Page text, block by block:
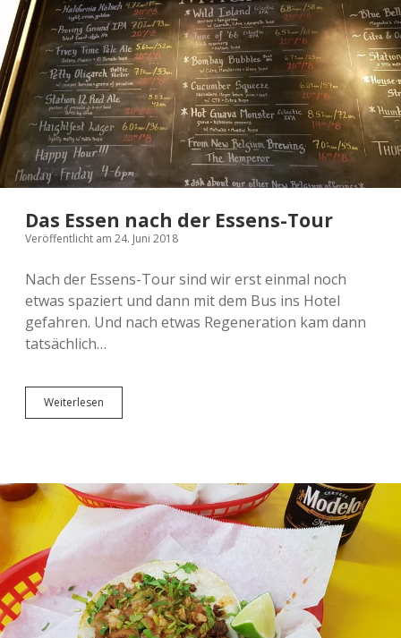
Das Essen nach der Essens-Tour
Veröffentlicht am 24. Juni 2018
Nach der Essens-Tour sind wir erst einmal noch
etwas spaziert und dann mit dem Bus ins Hotel
gefahren. Und nach etwas Regeneration kam dann
tatsächlich…
Weiterlesen
Essen
Tour